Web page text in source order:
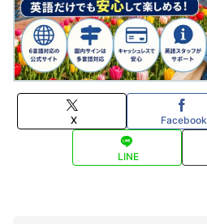
X Facebook
LINE